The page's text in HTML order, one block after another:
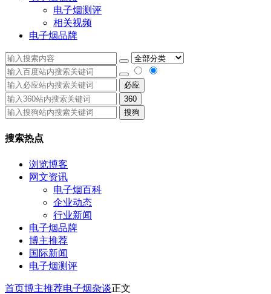
电子烟测评
相关视频
电子烟品牌
必应
360
搜狗
搜索热点
浏览博客
网文资讯
电子烟百科
企业动态
行业新闻
电子烟品牌
博主推荐
国际新闻
电子烟测评
首页博主推荐电子烟杂谈正文